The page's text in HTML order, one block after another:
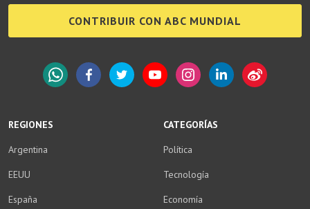
REGIONES
Argentina
EEUU
España
CATEGORÍAS
Política
Tecnología
Economía
CONTRIBUIR CON ABC MUNDIAL